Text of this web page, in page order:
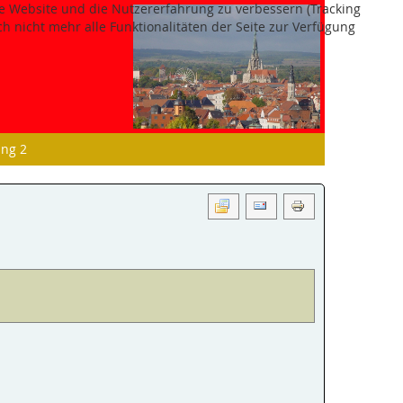
2
und die Nutzererfahrung zu verbessern (Tracking
nicht mehr alle Funktionalitäten der Seite zur Verfügung